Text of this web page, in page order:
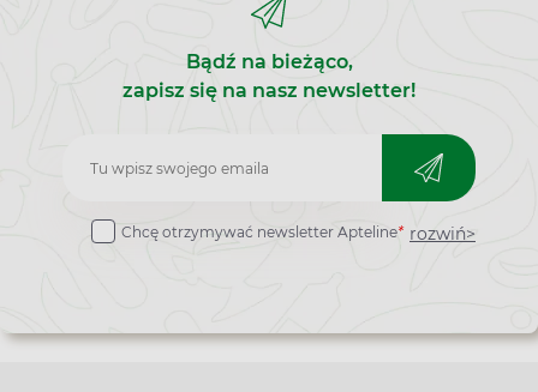
Bądź na bieżąco,
zapisz się na nasz newsletter!
Zapisz
do
Chcę otrzymywać newsletter Apteline* rozwiń>